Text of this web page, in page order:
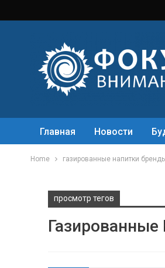
Главная Новости
Home газированные напитки
просмотр тегов